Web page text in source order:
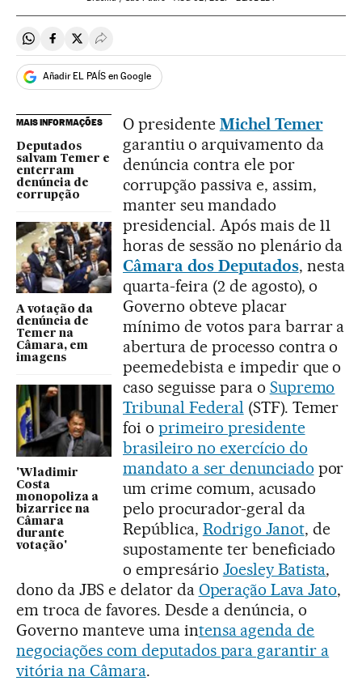
Compartir en Whatsapp
Compartir en Facebook
Compartir en Twitter
Desplegar Redes Sociales
Añadir EL PAÍS en Google
MAIS INFORMAÇÕES
Deputados
salvam Temer e
enterram
denúncia de
corrupção
A votação da
denúncia de
Temer na
Câmara, em
imagens
'Wladimir
Costa
monopoliza a
bizarrice na
Câmara
durante
votação'
O presidente Michel Temer
garantiu o arquivamento da
denúncia contra ele por
corrupção passiva e, assim,
manter seu mandado
presidencial. Após mais de 11
horas de sessão no plenário da
Câmara dos Deputados, nesta
quarta-feira (2 de agosto), o
Governo obteve placar
mínimo de votos para barrar a
abertura de processo contra o
peemedebista e impedir que o
caso seguisse para o Supremo
Tribunal Federal (STF). Temer
foi o primeiro presidente
brasileiro no exercício do
mandato a ser denunciado por
um crime comum, acusado
pelo procurador-geral da
República, Rodrigo Janot, de
supostamente ter beneficiado
o empresário Joesley Batista,
dono da JBS e delator da Operação Lava Jato,
em troca de favores. Desde a denúncia, o
Governo manteve uma intensa agenda de
negociações com deputados para garantir a
vitória na Câmara.